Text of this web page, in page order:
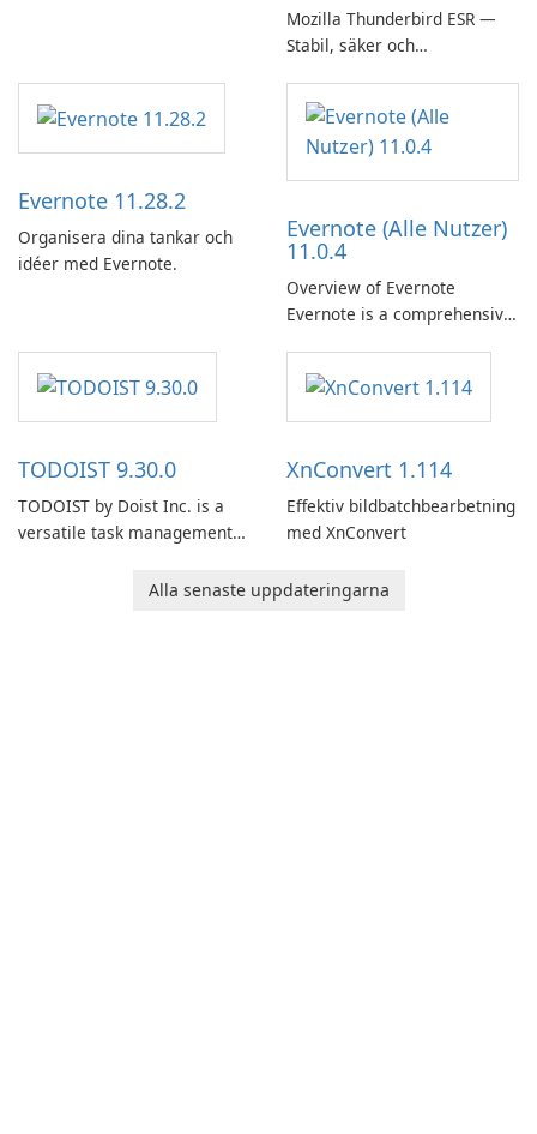
Mozilla Thunderbird ESR —
Stabil, säker och
Evernote 11.28.2
Organisera dina tankar och
idéer med Evernote.
Evernote (Alle Nutzer)
11.0.4
Overview of Evernote
Evernote is a comprehensive
users capture, organize, and
access information across
TODOIST 9.30.0
TODOIST by Doist Inc. is a
versatile task management
individuals and teams
XnConvert 1.114
Effektiv bildbatchbearbetning
med XnConvert
Alla senaste uppdateringarna